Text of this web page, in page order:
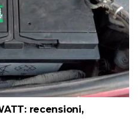
recensioni,